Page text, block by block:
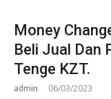
Money
Beli Jual Dan
Tenge KZT.
admin 06/03/2023